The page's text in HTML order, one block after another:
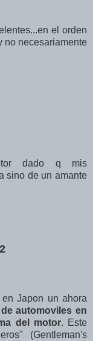
el orden
no necesariamente
dado q mis
sino de un amante
Japon un ahora
automoviles en
del motor. Este
(Gentleman's